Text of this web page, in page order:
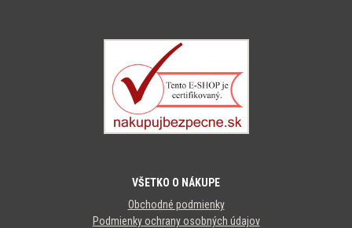
VŠETKO O NÁKUPE
Obchodné podmienky
Podmienky ochrany osobných údajov